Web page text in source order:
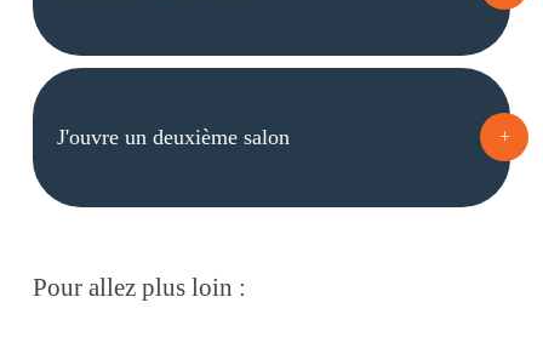
J'ouvre un deuxième salon +
Pour allez plus loin :